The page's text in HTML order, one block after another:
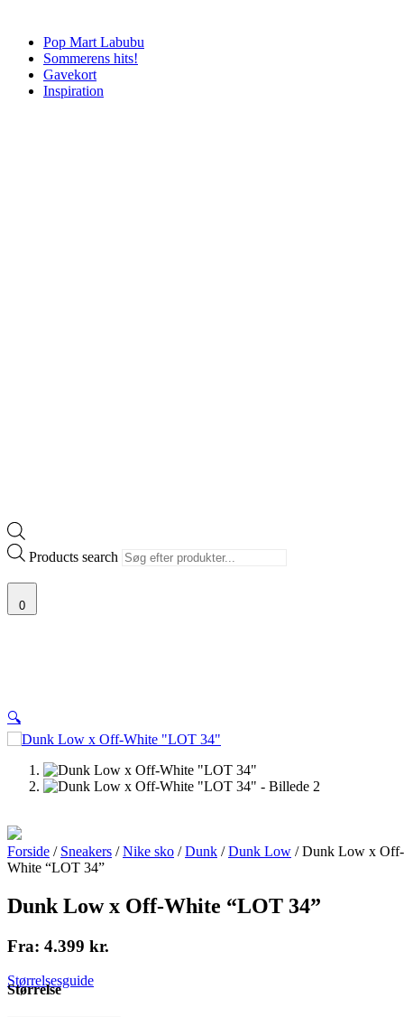
Pop Mart Labubu
Sommerens hits!
Gavekort
Inspiration
Products search
0
🔍
Forside / Sneakers /Nike sko /Dunk /Dunk Low / Dunk Low x Off-
White “LOT 34”
Dunk Low x Off-White “LOT 34”
Fra: 4.399 kr.
Størrelsesguide
Størrelse